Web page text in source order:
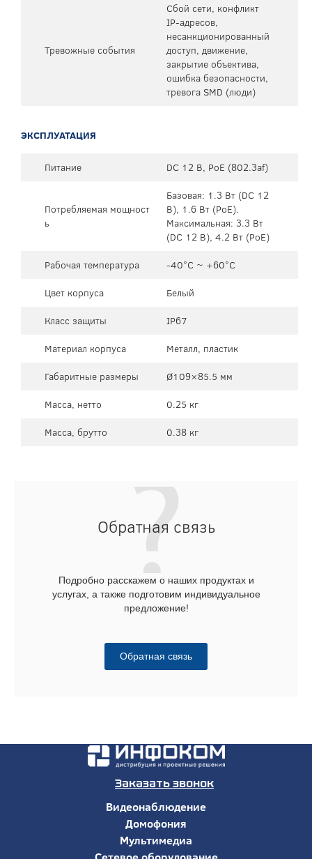
Тревожные события
Сбой сети, конфликт
IP-адресов,
несанкционированный
доступ, движение,
закрытие объектива,
ошибка безопасности,
тревога SMD (люди)
ЭКСПЛУАТАЦИЯ
Питание DC 12 В, PoE (802.3af)
Потребляемая мощност
ь
Базовая: 1.3 Вт (DC 12
В), 1.6 Вт (PoE).
Максимальная: 3.3 Вт
(DC 12 В), 4.2 Вт (PoE)
Рабочая температура
-40°C ~ +60°C
Цвет корпуса
Белый
Класс защиты
IP67
Материал корпуса
Металл, пластик
Габаритные размеры
Ø109×85.5 мм
Масса, нетто
0.25 кг
Масса, брутто
0.38 кг
Обратная связь
Подробно расскажем о наших продуктах и
услугах, а также подготовим индивидуальное
предложение!
Обратная связь
Заказать звонок
Видеонаблюдение
Домофония
Мультимедиа